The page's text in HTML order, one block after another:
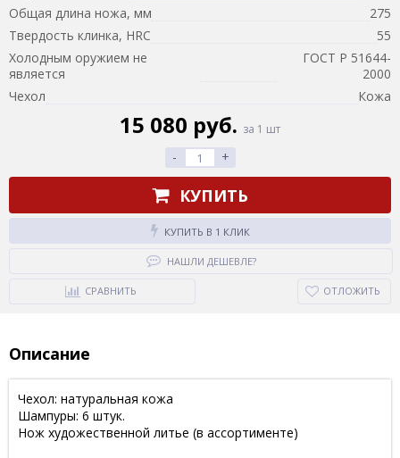
Общая длина ножа, мм
275
Твердость клинка, HRC
55
Холодным оружием не
является
ГОСТ Р 51644-
2000
Чехол
Кожа
15 080 руб. за 1 шт
- +
КУПИТЬ
КУПИТЬ В 1 КЛИК
НАШЛИ ДЕШЕВЛЕ?
СРАВНИТЬ ОТЛОЖИТЬ
Описание
Чехол: натуральная кожа
Шампуры: 6 штук.
Нож художественной литье (в ассортименте)